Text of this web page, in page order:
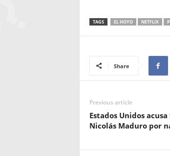
TAGS EL HOYO NETFLIX
Share
Previous article
Estados Unidos
Nicolás Maduro por